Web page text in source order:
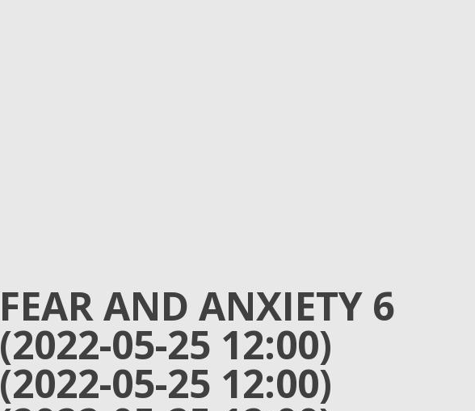
FEAR AND ANXIETY 6
(2022-05-25 12:00)
(2022-05-25 12:00)